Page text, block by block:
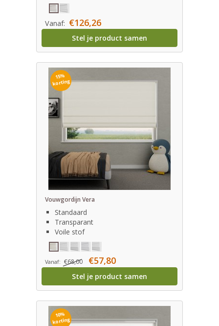
Vanaf: €126,26
Stel je product samen
15%
korting
Vouwgordijn Vera
Standaard
Transparant
Voile stof
Vanaf: €68,00 €57,80
Stel je product samen
10%
korting